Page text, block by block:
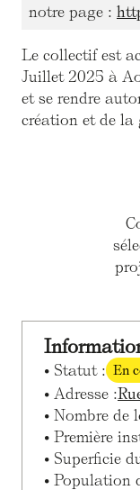
notre page :
Le collectif est
Juillet 2025 à
et se rendre
création et de la
• Statut : En
• Adresse :
• Nombre de
• Première
• Superficie
• Population